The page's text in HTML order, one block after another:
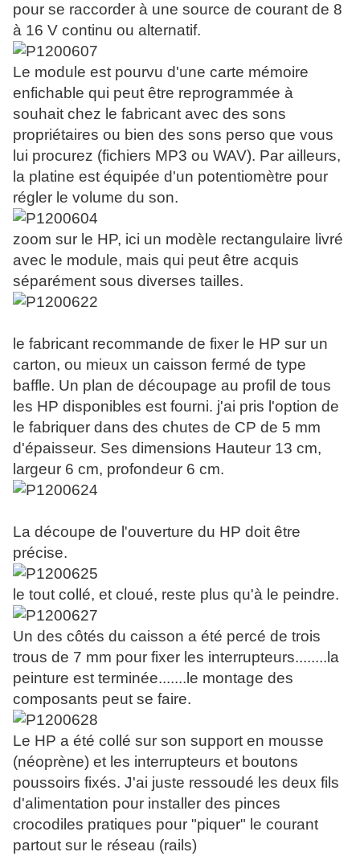
pour se raccorder à une source de courant de 8
à 16 V continu ou alternatif.
Le module est pourvu d'une carte mémoire
enfichable qui peut être reprogrammée à
souhait chez le fabricant avec des sons
propriétaires ou bien des sons perso que vous
lui procurez (fichiers MP3 ou WAV). Par ailleurs,
la platine est équipée d'un potentiomètre pour
régler le volume du son.
zoom sur le HP, ici un modèle rectangulaire livré
avec le module, mais qui peut être acquis
séparément sous diverses tailles.
le fabricant recommande de fixer le HP sur un
carton, ou mieux un caisson fermé de type
baffle. Un plan de découpage au profil de tous
les HP disponibles est fourni. j'ai pris l'option de
le fabriquer dans des chutes de CP de 5 mm
d'épaisseur. Ses dimensions Hauteur 13 cm,
largeur 6 cm, profondeur 6 cm.
La découpe de l'ouverture du HP doit être
précise.
le tout collé, et cloué, reste plus qu'à le peindre.
Un des côtés du caisson a été percé de trois
trous de 7 mm pour fixer les interrupteurs........la
peinture est terminée.......le montage des
composants peut se faire.
Le HP a été collé sur son support en mousse
(néoprène) et les interrupteurs et boutons
poussoirs fixés. J'ai juste ressoudé les deux fils
d'alimentation pour installer des pinces
crocodiles pratiques pour "piquer" le courant
partout sur le réseau (rails)